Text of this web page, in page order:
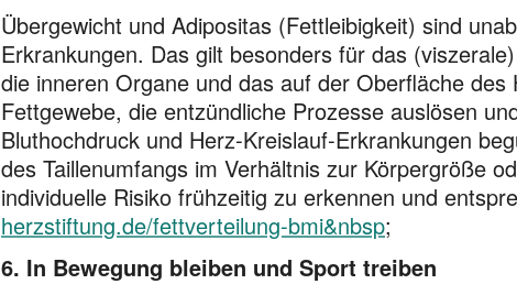
Übergewicht und Adipositas (Fettleibigkeit) sind
Erkrankungen. Das gilt besonders für das
die inneren Organe und das auf der Oberfläche des
Fettgewebe, die entzündliche Prozesse auslösen
Bluthochdruck und Herz-Kreislauf-Erkrankungen
des Taillenumfangs im Verhältnis zur Körpergröße
individuelle Risiko frühzeitig zu erkennen und
herzstiftung.de/fettverteilung-bmi&nbsp;
6. In Bewegung bleiben und Sport treiben